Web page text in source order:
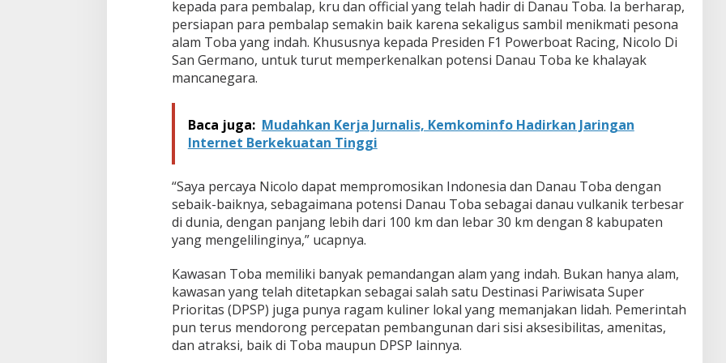
kepada para pembalap, kru dan official yang telah hadir di Danau Toba. Ia berharap,
persiapan para pembalap semakin baik karena sekaligus sambil menikmati pesona
alam Toba yang indah. Khususnya kepada Presiden F1 Powerboat Racing, Nicolo Di
San Germano, untuk turut memperkenalkan potensi Danau Toba ke khalayak
mancanegara.
Baca juga: Mudahkan Kerja Jurnalis, Kemkominfo Hadirkan Jaringan
Internet Berkekuatan Tinggi
“Saya percaya Nicolo dapat mempromosikan Indonesia dan Danau Toba dengan
sebaik-baiknya, sebagaimana potensi Danau Toba sebagai danau vulkanik terbesar
di dunia, dengan panjang lebih dari 100 km dan lebar 30 km dengan 8 kabupaten
yang mengelilinginya,” ucapnya.
Kawasan Toba memiliki banyak pemandangan alam yang indah. Bukan hanya alam,
kawasan yang telah ditetapkan sebagai salah satu Destinasi Pariwisata Super
Prioritas (DPSP) juga punya ragam kuliner lokal yang memanjakan lidah. Pemerintah
pun terus mendorong percepatan pembangunan dari sisi aksesibilitas, amenitas,
dan atraksi, baik di Toba maupun DPSP lainnya.